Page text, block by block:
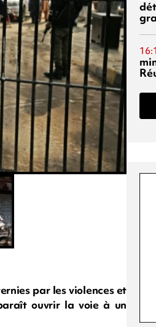
par les violences et
ouvrir la voie à un